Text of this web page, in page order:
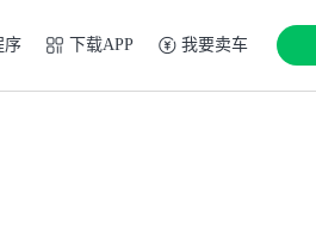
序 下载APP 我要卖车